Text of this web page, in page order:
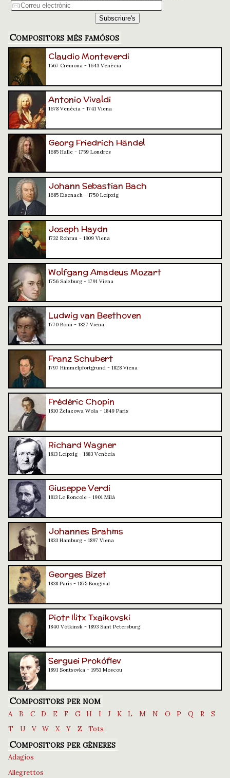
Compositors més famósos
Claudio Monteverdi
1567 Cremona - 1643 Venècia
Antonio Vivaldi
1678 Venècia - 1741 Viena
Georg Friedrich Händel
1685 Halle - 1759 Londres
Johann Sebastian Bach
1685 Eisenach - 1750 Leipzig
Joseph Haydn
1732 Rohrau - 1809 Viena
Wolfgang Amadeus Mozart
1756 Salzburg - 1791 Viena
Ludwig van Beethoven
1770 Bonn - 1827 Viena
Franz Schubert
1797 Himmelpfortgrund - 1828 Viena
Frédéric Chopin
1810 Żelazowa Wola - 1849 París
Richard Wagner
1813 Leipzig - 1883 Venècia
Giuseppe Verdi
1813 Le Roncole - 1901 Milà
Johannes Brahms
1833 Hamburg - 1897 Viena
Georges Bizet
1838 París - 1875 Bougival
Piotr Ilitx Txaikovski
1840 Vótkinsk - 1893 Sant Petersburg
Serguei Prokófiev
1891 Sontsovka - 1953 Moscou
Compositors per nom
A B C D E F G H I J K L M N O P Q R
S
T
U V W X Y Z Tots
Compositors per gèneres
Adagios
Allegrettos